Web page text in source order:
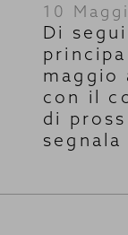
10
Di
maggio
con il
di